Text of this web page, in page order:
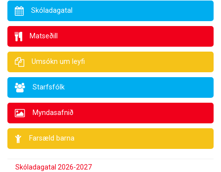
Skóladagatal
Matseðill
Umsókn um leyfi
Starfsfólk
Myndasafnið
Farsæld barna
Skóladagatal 2026-2027